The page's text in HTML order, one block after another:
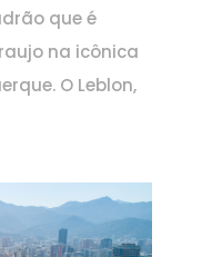
que é
na icônica
O Leblon,